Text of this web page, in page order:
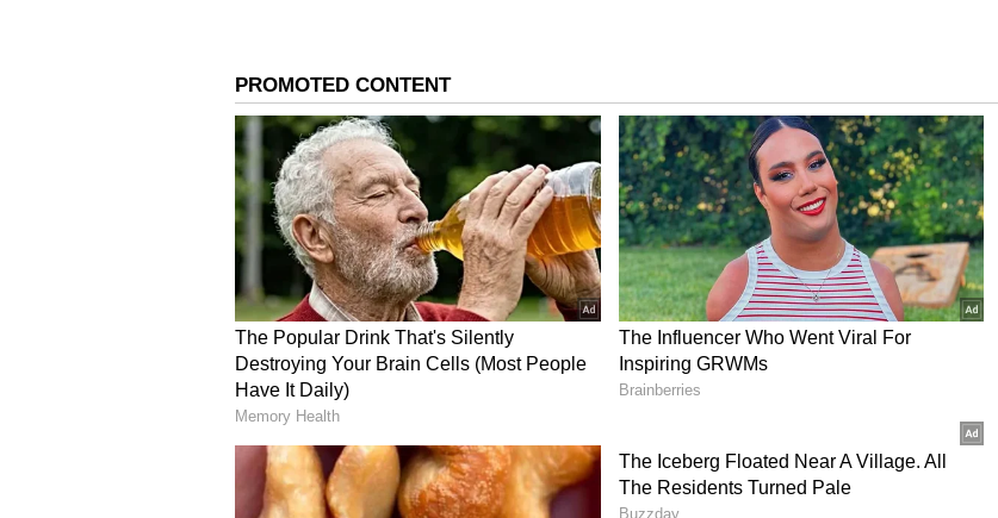
స్పష్టత లేకపోవడంతో ఆయన వైద్య రంగంలో ఉన్న పరిచయస్తులను సంప్రదించారు. వారి సూచనలతో కేసు
మరో మలుపు తిరిగింది.